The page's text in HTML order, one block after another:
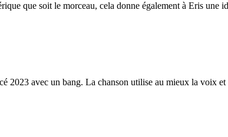
que soit le morceau, cela donne également à Eris une
2023 avec un bang. La chanson utilise au mieux la voix